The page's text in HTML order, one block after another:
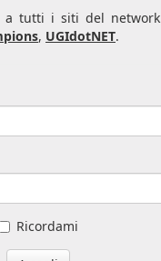
a tutti i siti del network
, UGIdotNET.
Ricordami